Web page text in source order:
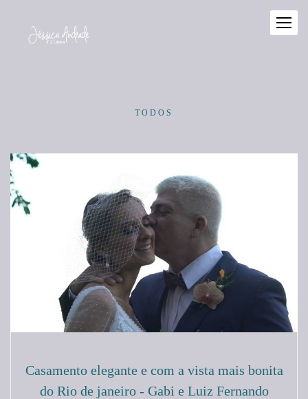
TODOS
Casamento elegante e com a vista mais bonita
do Rio de janeiro - Gabi e Luiz Fernando